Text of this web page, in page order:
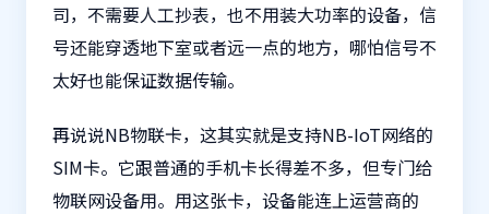
司，不需要人工抄表，也不用装大功率的设备，信
号还能穿透地下室或者远一点的地方，哪怕信号不
太好也能保证数据传输。
再说说NB物联卡，这其实就是支持NB-IoT网络的
SIM卡。它跟普通的手机卡长得差不多，但专门给
物联网设备用。用这张卡，设备能连上运营商的